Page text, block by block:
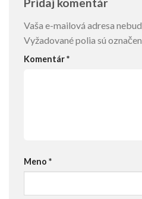
Pridaj komentár
Vaša e-mailová adresa
Vyžadované polia sú
Komentár*
Meno *